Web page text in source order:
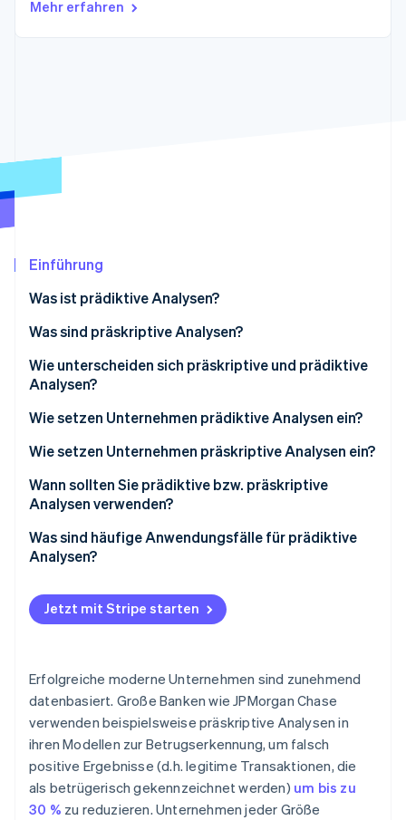
BetrugspräventionEcosystem
Mehr erfahren
Einführung
Was ist prädiktive Analysen?
Was sind präskriptive Analysen?
Wie unterscheiden sich präskriptive und prädiktive
Analysen?
Wie setzen Unternehmen prädiktive Analysen ein?
Bessere Entscheidungsfindung
Frühzeitige Warnungen vor Risiken
Betriebseffizienz
Gezieltere Kundenbindung
Wie setzen Unternehmen präskriptive Analysen ein?
Schnellere, sicherere Entscheidungen
Intelligentere Ressourcenzuweisung
Proaktives Risikomanagement
Wann sollten Sie prädiktive bzw. präskriptive
Analysen verwenden?
Was sind häufige Anwendungsfälle für prädiktive
Analysen?
Betrugserkennung und Kreditrisiko
Abwanderungsvorhersage und Kundenbindung
Bedarfsprognose und Bestandsplanung
Vorausschauende Wartung:
Jetzt mit Stripe starten
Erfolgreiche moderne Unternehmen sind zunehmend
datenbasiert. Große Banken wie JPMorgan Chase
verwenden beispielsweise präskriptive Analysen in
ihren Modellen zur Betrugserkennung, um falsch
positive Ergebnisse (d.h. legitime Transaktionen, die
als betrügerisch gekennzeichnet werden) um bis zu
30 % zu reduzieren. Unternehmen jeder Größe